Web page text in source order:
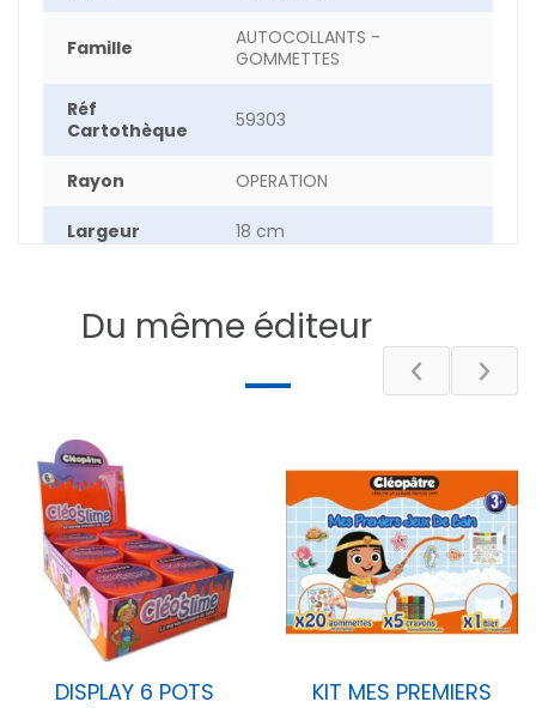
Famille
AUTOCOLLANTS -
GOMMETTES
Réf
Cartothèque
59303
Rayon OPERATION
Largeur 18 cm
Epaisseur 2 cm
56 g
DESCRIPTIF
Du même éditeur
DISPLAY 6 POTS
KIT MES PREMIERS